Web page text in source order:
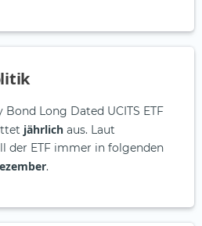
Long Dated UCITS ETF
jährlich aus. Laut
der ETF immer in folgenden
.